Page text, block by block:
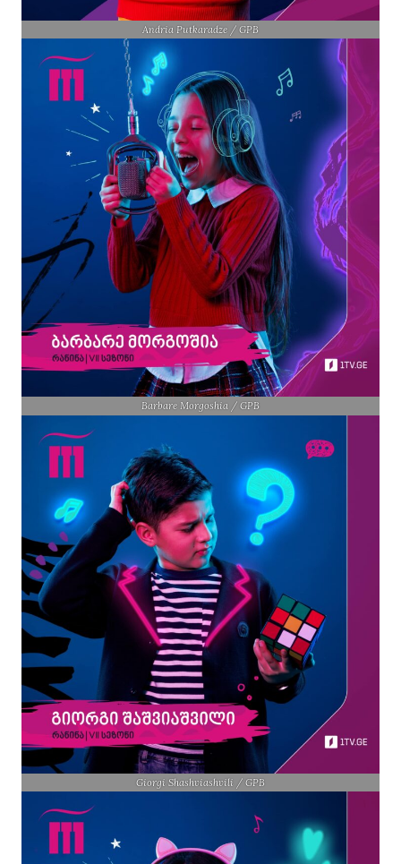
Andria Putkaradze / GPB
Barbare Morgoshia / GPB
Giorgi Shashviashvili / GPB